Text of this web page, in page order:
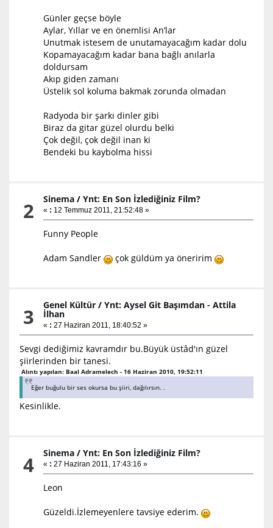
Günler geçse böyle
Aylar, Yıllar ve en önemlisi An’lar
Unutmak istesem de unutamayacağım kadar dolu
Kopamayacağım kadar bana bağlı anılarla
doldursam
Akıp giden zamanı
Üstelik sol koluma bakmak zorunda olmadan
Radyoda bir şarkı dinler gibi
Biraz da gitar güzel olurdu belki
Çok değil, çok değil inan ki
Bendeki bu kaybolma hissi
2 Sinema /Ynt: En Son İzlediğiniz Film?
« : 12 Temmuz 2011, 21:52:48 »
Funny People
Adam Sandler çok güldüm ya öneririm
3 Genel Kültür /Ynt: Aysel Git Başımdan - Attila
İlhan
« : 27 Haziran 2011, 18:40:52 »
Sevgi dediğimiz kavramdır bu.Büyük üstâd'ın güzel
şiirlerinden bir tanesi.
Alıntı yapılan: Baal Adramelech - 16 Haziran 2010, 19:52:11
Eğer buğulu bir ses okursa bu şiiri, dağılırsın. .
Kesinlikle.
4 Sinema /Ynt: En Son İzlediğiniz Film?
« : 27 Haziran 2011, 17:43:16 »
Leon
Güzeldi.İzlemeyenlere tavsiye ederim.